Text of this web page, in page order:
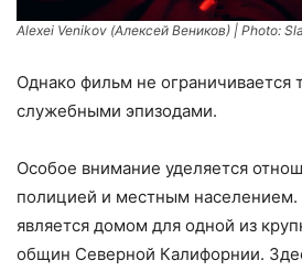
Alexei Venikov (Алексей Веников) | Photo:
Однако фильм не ограничивается
служебными эпизодами.
Особое внимание уделяется
полицией и местным населением.
является домом для одной из
общин Северной Калифорнии.